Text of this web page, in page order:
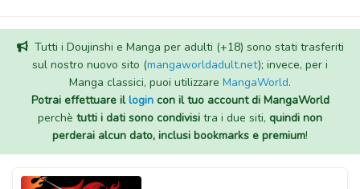
Tutti i Doujinshi e Manga per adulti (+18) sono stati trasferiti
sul nostro nuovo sito (mangaworldadult.net); invece, per i
Manga classici, puoi utilizzare MangaWorld.
Potrai effettuare illogincon il tuo account di MangaWorld
perchè tutti i dati sono condivisi tra i due siti, quindi non
perderai alcun dato, inclusi bookmarks e premium!